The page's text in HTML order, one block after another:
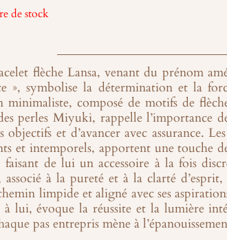
PRIX
INITIAL
ÉTAIT :
38,00 €.
ACTUEL
EST :
26,60 €.
de stock
flèche Lansa, venant du prénom
», symbolise la détermination et la
minimaliste, composé de motifs de
perles Miyuki, rappelle l’importance
objectifs et d’avancer avec assurance.
et intemporels, apportent une touche
de lui un accessoire à la fois
associé à la pureté et à la clarté
limpide et aligné avec ses
à lui, évoque la réussite et la lumière
pas entrepris mène à